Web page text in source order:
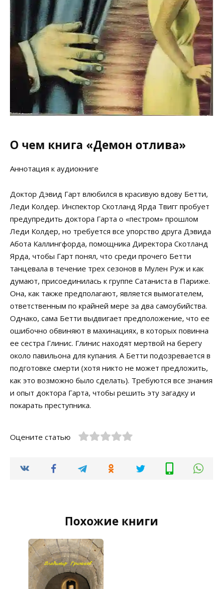
О чем книга «Демон отлива»
Аннотация к аудиокниге
Доктор Дэвид Гарт влюбился в красивую вдову Бетти,
Леди Колдер. Инспектор Скотланд Ярда Твигг пробует
предупредить доктора Гарта о «пестром» прошлом
Леди Колдер, но требуется все упорство друга Дэвида
Абота Каллингфорда, помощника Директора Скотланд
Ярда, чтобы Гарт понял, что среди прочего Бетти
танцевала в течение трех сезонов в Мулен Руж и как
думают, присоединилась к группе Сатаниста в Париже.
Она, как также предполагают, является вымогателем,
ответственным по крайней мере за два самоубийства.
Однако, сама Бетти выдвигает предположение, что ее
ошибочно обвиняют в махинациях, в которых повинна
ее сестра Глинис. Глинис находят мертвой на берегу
около павильона для купания. А Бетти подозревается в
подготовке смерти (хотя никто не может предложить,
как это возможно было сделать). Требуются все знания
и опыт доктора Гарта, чтобы решить эту загадку и
покарать преступника.
Оцените статью
Похожие книги